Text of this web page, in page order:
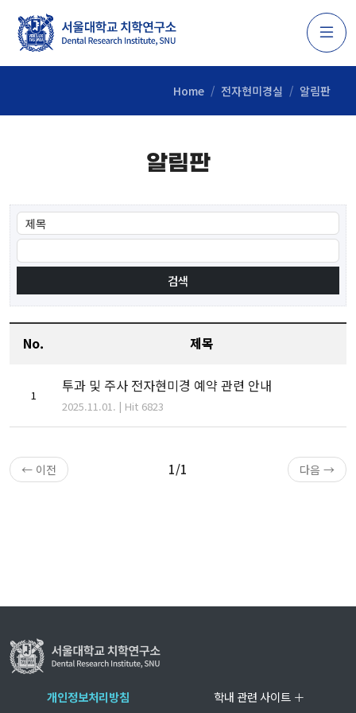
Home 전자현미경실 알림판
알림판
No. 제목
1
투과 및 주사 전자현미경 예약 관련 안내
2025.11.01. | Hit 6823
← 이전 1/1 다음 →
개인정보처리방침 학내 관련 사이트